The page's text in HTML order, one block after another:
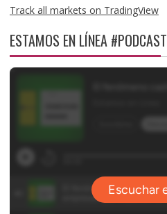
Track all markets on TradingView
ESTAMOS EN LÍNEA #PODCAST